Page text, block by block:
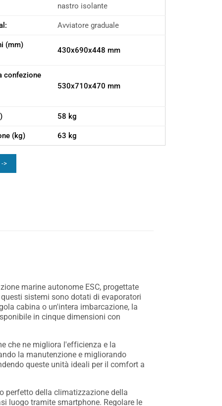
nastro isolante
Avviatore graduale
(mm)
430x690x448 mm
confezione
530x710x470 mm
58 kg
(kg) 63 kg
>
marine autonome ESC, progettate
sistemi sono dotati di evaporatori
cabina o un'intera imbarcazione, la
in cinque dimensioni con
che ne migliora l'efficienza e la
la manutenzione e migliorando
queste unità ideali per il comfort a
perfetto della climatizzazione della
luogo tramite smartphone. Regolare le